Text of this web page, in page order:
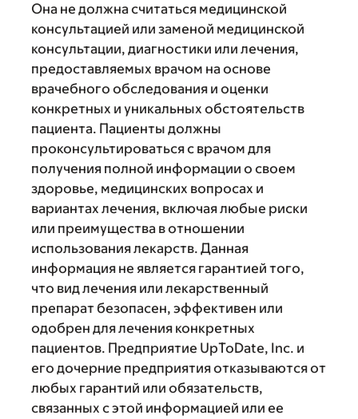
Она не должна считаться медицинской
консультацией или заменой медицинской
консультации, диагностики или лечения,
предоставляемых врачом на основе
врачебного обследования и оценки
конкретных и уникальных обстоятельств
пациента. Пациенты должны
проконсультироваться с врачом для
получения полной информации о своем
здоровье, медицинских вопросах и
вариантах лечения, включая любые риски
или преимущества в отношении
использования лекарств. Данная
информация не является гарантией того,
что вид лечения или лекарственный
препарат безопасен, эффективен или
одобрен для лечения конкретных
пациентов. Предприятие UpToDate, Inc. и
его дочерние предприятия отказываются от
любых гарантий или обязательств,
связанных с этой информацией или ее